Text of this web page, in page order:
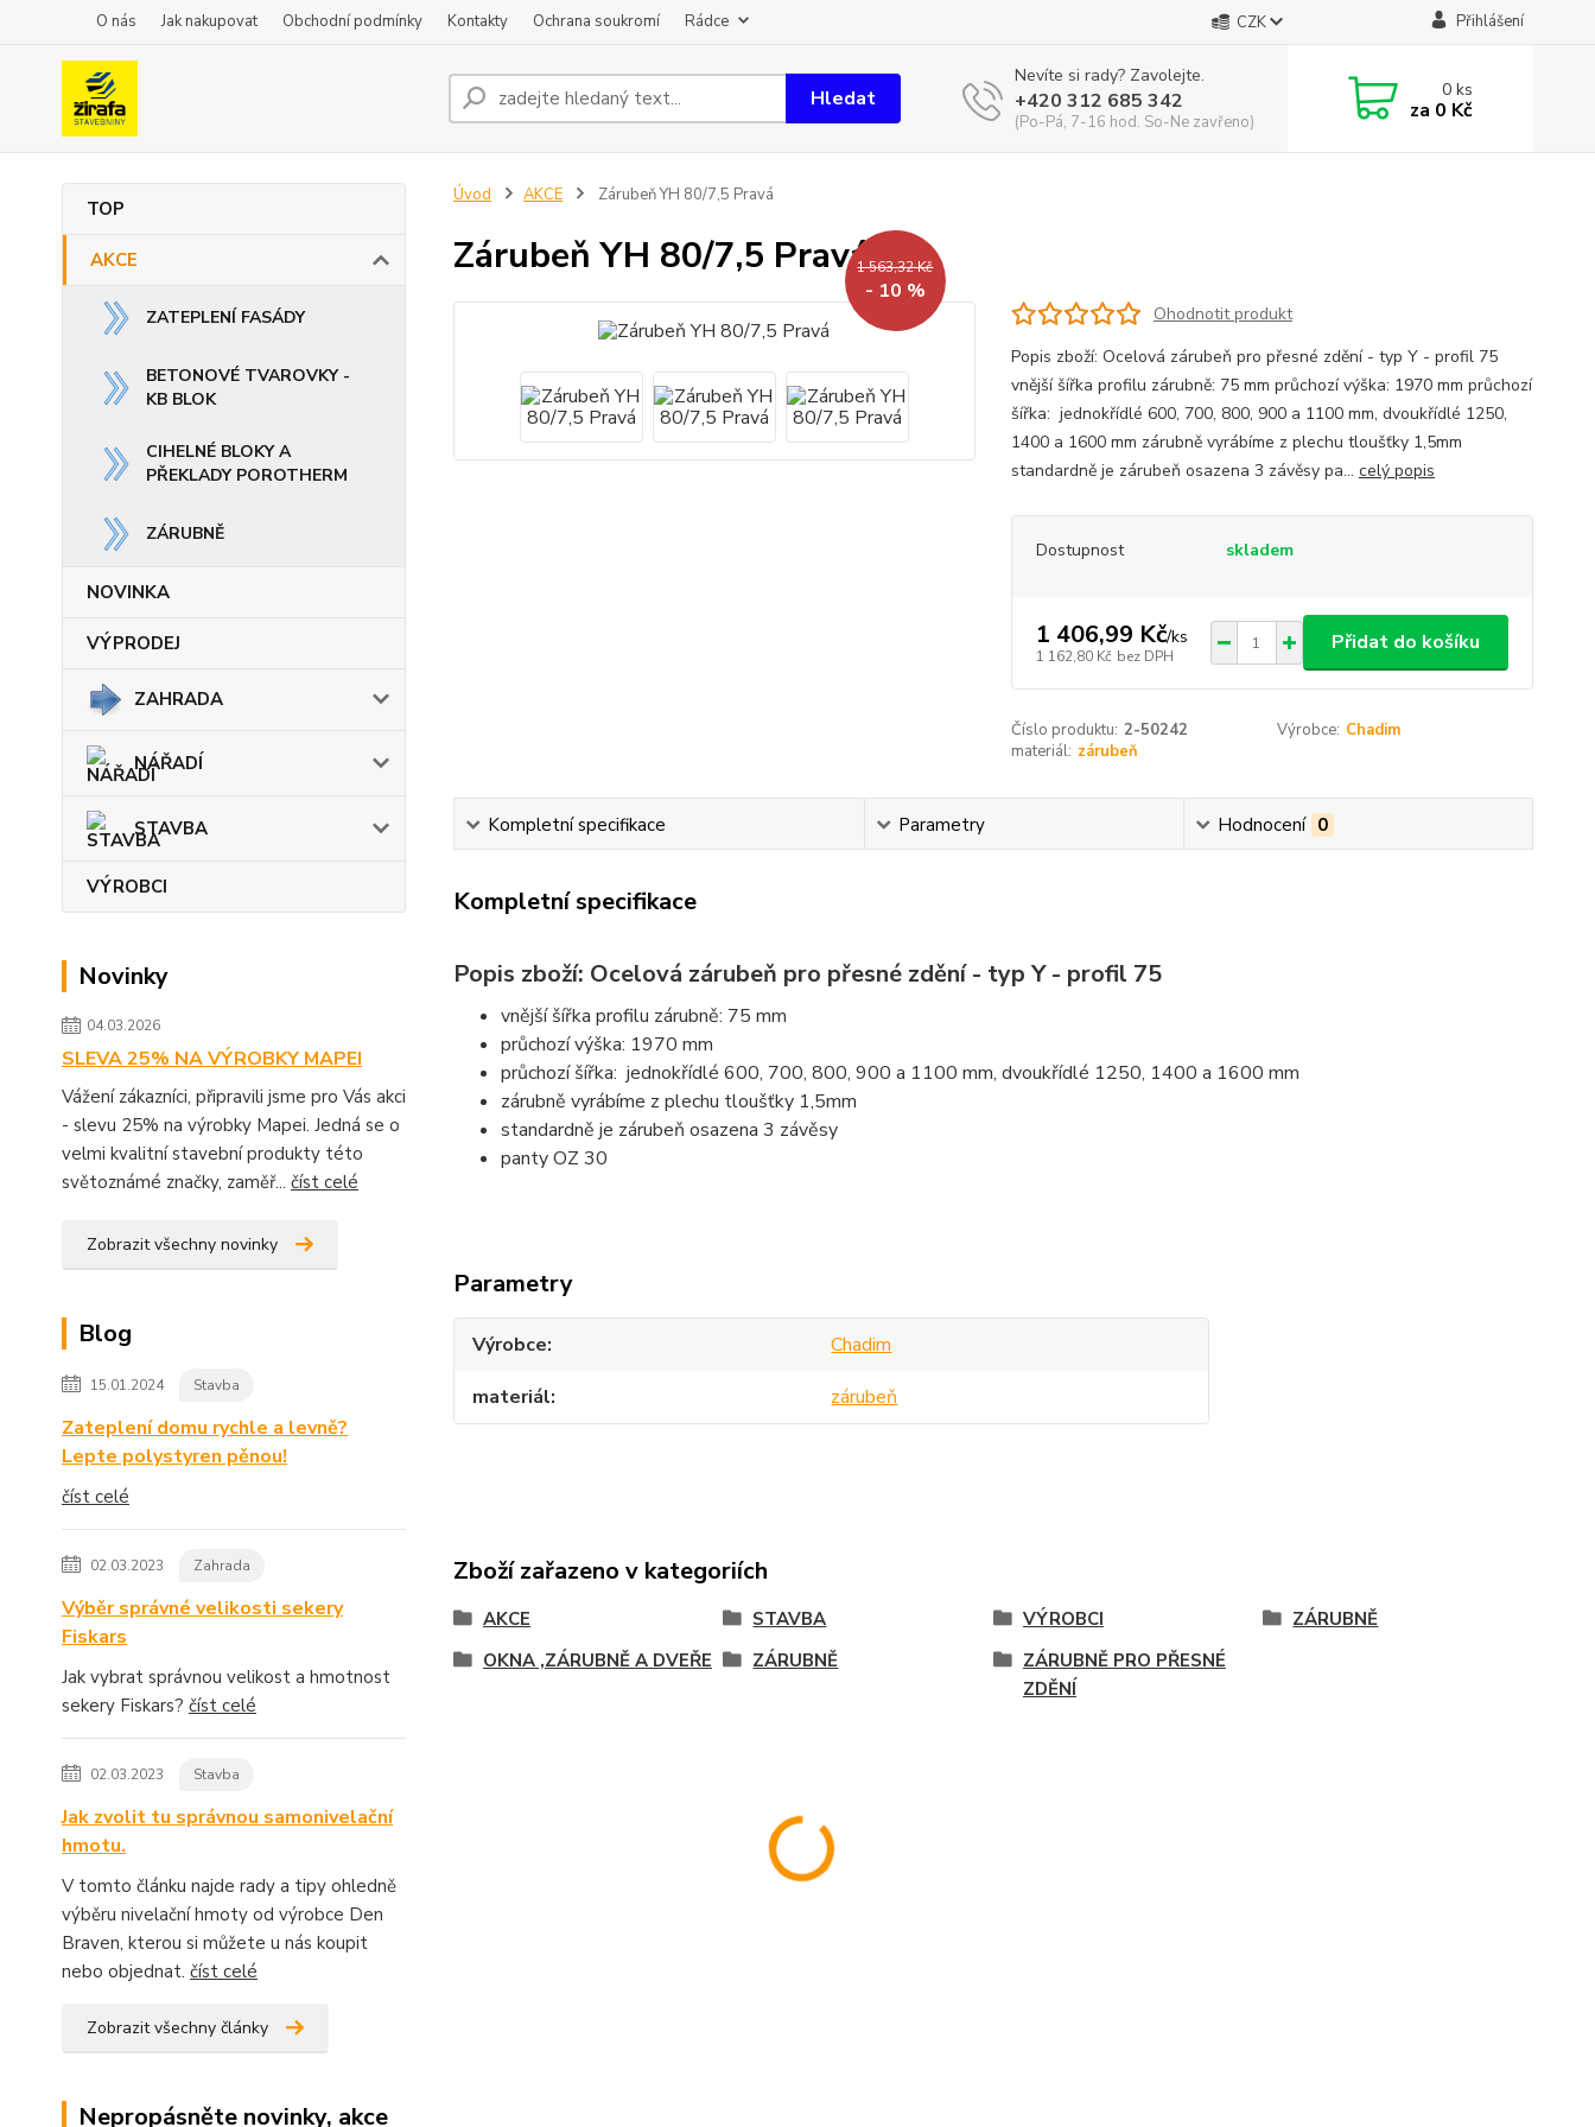
O nás Jak nakupovat Obchodní podmínky Kontakty Ochrana soukromí Rádce CZK Přihlášení
Hledat
Nevíte si rady? Zavolejte.
+420 312 685 342
(Po-Pá, 7-16 hod. So-Ne zavřeno)
0ks
za 0 Kč
TOP
AKCE
ZATEPLENÍ FASÁDY
BETONOVÉ TVAROVKY -
KB BLOK
CIHELNÉ BLOKY A
PŘEKLADY POROTHERM
ZÁRUBNĚ
NOVINKA
VÝPRODEJ
ZAHRADA
NÁŘADÍ
STAVBA
VÝROBCI
Novinky
04.03.2026
SLEVA 25% NA VÝROBKY MAPEI
Vážení zákazníci, připravili jsme pro Vás akci
- slevu 25% na výrobky Mapei. Jedná se o
velmi kvalitní stavební produkty této
světoznámé značky, zaměř... číst celé
Zobrazit všechny novinky
Blog
15.01.2024 Stavba
Zateplení domu rychle a levně?
Lepte polystyren pěnou!
číst celé
02.03.2023 Zahrada
Výběr správné velikosti sekery
Fiskars
Jak vybrat správnou velikost a hmotnost
sekery Fiskars? číst celé
02.03.2023 Stavba
Jak zvolit tu správnou samonivelační
hmotu.
V tomto článku najde rady a tipy ohledně
výběru nivelační hmoty od výrobce Den
Braven, kterou si můžete u nás koupit
nebo objednat. číst celé
Zobrazit všechny články
Nepropásněte novinky, akce
Úvod AKCE Zárubeň YH 80/7,5 Pravá
Zárubeň YH 80/7,5 Pravá1 563,32 Kč
- 10 %
Ohodnotit produkt
Popis zboží: Ocelová zárubeň pro přesné zdění - typ Y - profil 75
vnější šířka profilu zárubně: 75 mm průchozí výška: 1970 mm průchozí
šířka: jednokřídlé 600, 700, 800, 900 a 1100 mm, dvoukřídlé 1250,
1400 a 1600 mm zárubně vyrábíme z plechu tloušťky 1,5mm
standardně je zárubeň osazena 3 závěsy pa... celý popis
Dostupnost skladem
1 406,99 Kč/ks
1 162,80 Kč bez DPH
Přidat do košíku
Číslo produktu: 2-50242 Výrobce: Chadim
materiál: zárubeň
Kompletní specifikace Parametry Hodnocení 0
Kompletní specifikace
Popis zboží: Ocelová zárubeň pro přesné zdění - typ Y - profil 75
vnější šířka profilu zárubně: 75 mm
průchozí výška: 1970 mm
průchozí šířka: jednokřídlé 600, 700, 800, 900 a 1100 mm, dvoukřídlé 1250, 1400 a 1600 mm
zárubně vyrábíme z plechu tloušťky 1,5mm
standardně je zárubeň osazena 3 závěsy
panty OZ 30
Parametry
Výrobce
Chadim
materiál
zárubeň
Zboží zařazeno v kategoriích
AKCE STAVBA VÝROBCI
ZÁRUBNĚ
OKNA ,ZÁRUBNĚ A DVEŘE
ZÁRUBNĚ
ZÁRUBNĚ PRO PŘESNÉ
ZDĚNÍ